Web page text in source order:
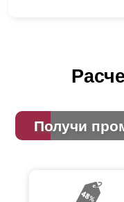
Получи